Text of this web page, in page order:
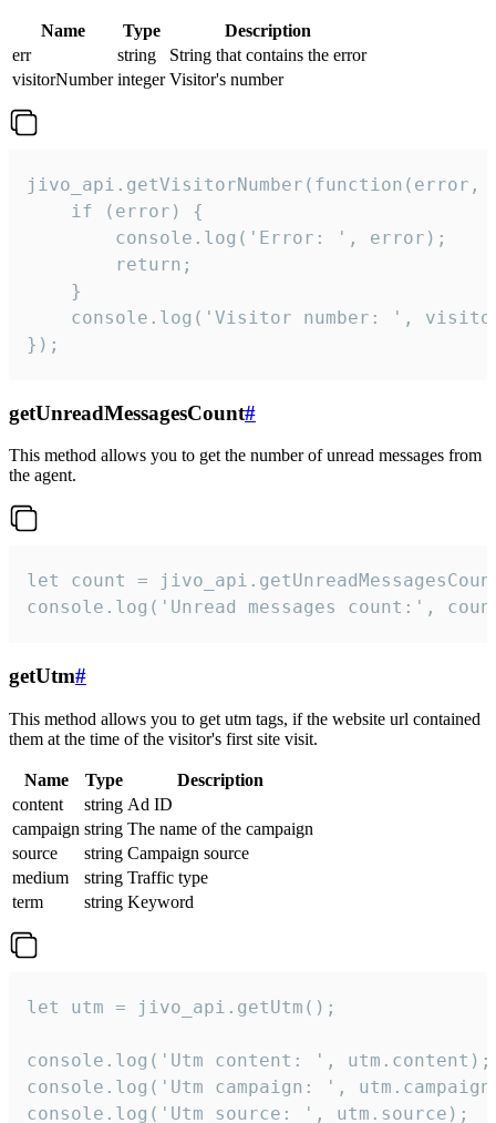
Name Type
Description
err
string
String that contains the error
visitorNumber integer Visitor's number
jivo_api.getVisitorNumber(function(error,
    if (error) {
        console.log('Error: ', error);
        return;
    }
console.log('Visitor number: ',
});
getUnreadMessagesCount#
This method allows you to get the number of unread messages from
the agent.
let count =
console.log('Unread messages count:',
getUtm#
This method allows you to get utm tags, if the website url contained
them at the time of the visitor's first site visit.
Name Type
Description
content
string Ad ID
campaign string The name of the campaign
source
string Campaign source
medium
string Traffic type
term
string Keyword
let utm = jivo_api.getUtm();
console.log('Utm content: ', utm.content);
console.log('Utm campaign: ',
console.log('Utm source: ', utm.source);